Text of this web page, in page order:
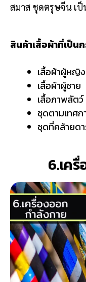
สมาส ชุดตรุษจีน เ
สินค้าเสื้อผ้าที่เป็น
เสื้อผ้าผู้หญิง
เสื้อผ้าผู้ชาย
เสื้อภาพสัตว์
ชุดตามเทศก
ชุดที่คล้ายด
6.เค